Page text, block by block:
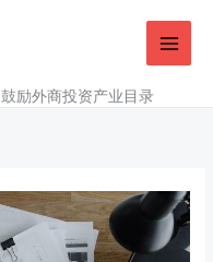
鼓励外商投资产业目录